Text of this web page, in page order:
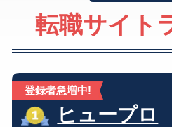
転職サイト
登録者急増中!
ヒュープロ